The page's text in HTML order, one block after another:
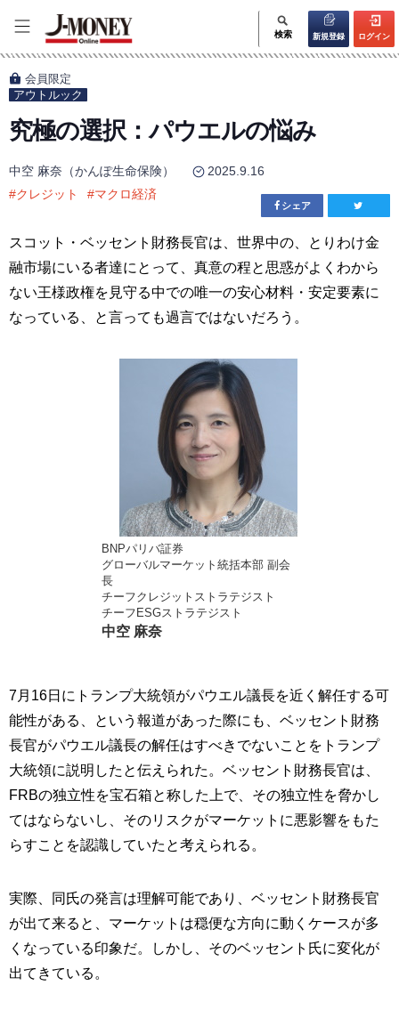
検索 新規登録 ログイン
会員限定
アウトルック
究極の選択：パウエルの悩み
中空 麻奈（かんぽ生命保険）
2025.9.16
#クレジット #マクロ経済
シェア
スコット・ベッセント財務長官は、世界中の、とりわけ金
融市場にいる者達にとって、真意の程と思惑がよくわから
ない王様政権を見守る中での唯一の安心材料・安定要素に
なっている、と言っても過言ではないだろう。
BNPパリバ証券
グローバルマーケット統括本部 副会
長
チーフクレジットストラテジスト
チーフESGストラテジスト
中空 麻奈
7月16日にトランプ大統領がパウエル議長を近く解任する可
能性がある、という報道があった際にも、ベッセント財務
長官がパウエル議長の解任はすべきでないことをトランプ
大統領に説明したと伝えられた。ベッセント財務長官は、
FRBの独立性を宝石箱と称した上で、その独立性を脅かし
てはならないし、そのリスクがマーケットに悪影響をもた
らすことを認識していたと考えられる。
実際、同氏の発言は理解可能であり、ベッセント財務長官
が出て来ると、マーケットは穏便な方向に動くケースが多
くなっている印象だ。しかし、そのベッセント氏に変化が
出てきている。